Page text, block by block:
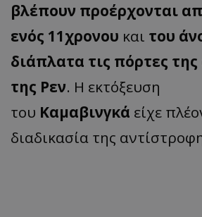
βλέπουν προέρχονται
ενός 11χρονου και του
διάπλατα τις πόρτες
της Ρεν. Η εκτόξευση
του Καμαβινγκά είχε
διαδικασία της